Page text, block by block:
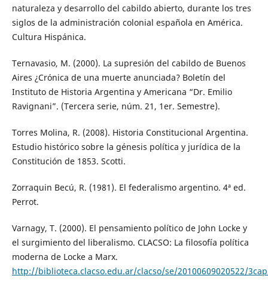
naturaleza y desarrollo del cabildo abierto, durante los tres
siglos de la administración colonial española en América.
Cultura Hispánica.
Ternavasio, M. (2000). La supresión del cabildo de Buenos
Aires ¿Crónica de una muerte anunciada? Boletín del
Instituto de Historia Argentina y Americana “Dr. Emilio
Ravignani”. (Tercera serie, núm. 21, 1er. Semestre).
Torres Molina, R. (2008). Historia Constitucional Argentina.
Estudio histórico sobre la génesis política y jurídica de la
Constitución de 1853. Scotti.
Zorraquin Becú, R. (1981). El federalismo argentino. 4ª ed.
Perrot.
Varnagy, T. (2000). El pensamiento político de John Locke y
el surgimiento del liberalismo. CLACSO: La filosofía política
moderna de Locke a Marx.
http://biblioteca.clacso.edu.ar/clacso/se/20100609020522/